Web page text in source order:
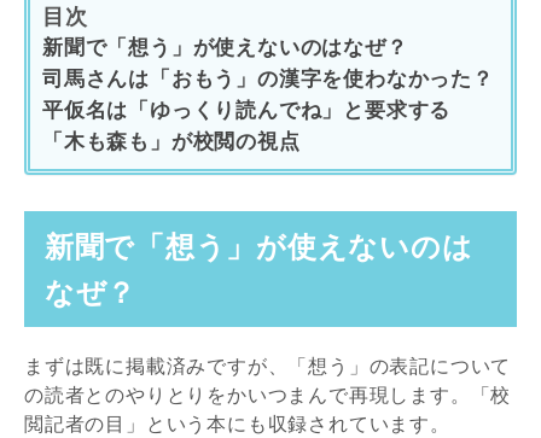
目次
新聞で「想う」が使えないのはなぜ？
司馬さんは「おもう」の漢字を使わなかった？
平仮名は「ゆっくり読んでね」と要求する
「木も森も」が校閲の視点
新聞で「想う」が使えないのは
なぜ？
まずは既に掲載済みですが、「想う」の表記について
の読者とのやりとりをかいつまんで再現します。「校
閲記者の目」という本にも収録されています。